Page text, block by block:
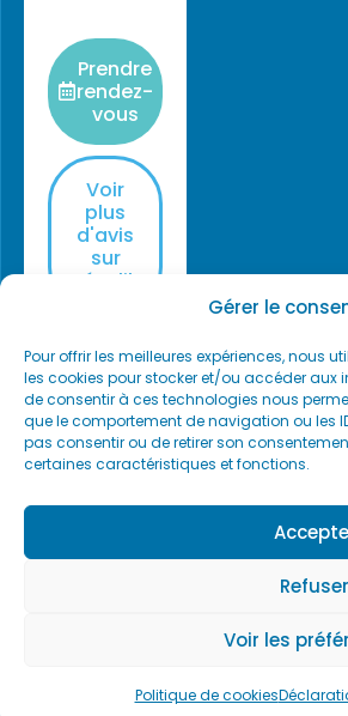
Gérer le
Pour offrir les meilleures expériences, nous
les cookies pour stocker et/ou accéder aux
de consentir à ces technologies nous
que le comportement de navigation ou les
pas consentir ou de retirer son
certaines caractéristiques et fonctions.
Refuser
Voir les
Politique de cookies
Prendre
rendez-
vous
Voir
plus
d'avis
sur
Résalib